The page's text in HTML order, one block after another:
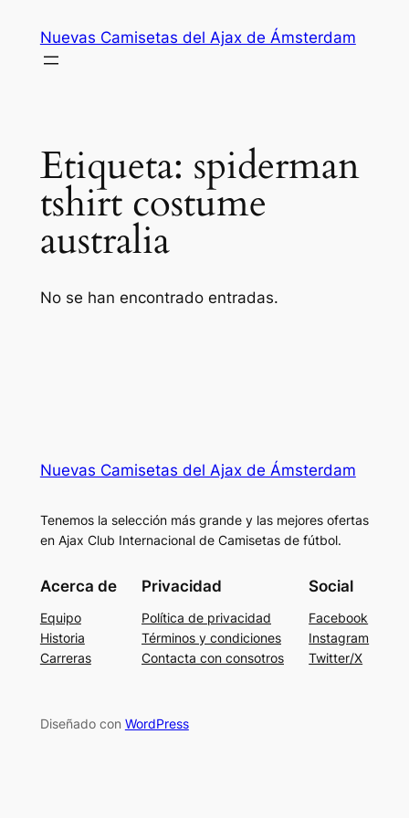
contenido
Nuevas Camisetas del Ajax de Ámsterdam
Etiqueta: spiderman
tshirt costume
australia
No se han encontrado entradas.
Nuevas Camisetas del Ajax de Ámsterdam
Tenemos la selección más grande y las mejores ofertas
en Ajax Club Internacional de Camisetas de fútbol.
Acerca de
Equipo
Historia
Carreras
Privacidad
Política de privacidad
Términos y condiciones
Contacta con consotros
Social
Facebook
Instagram
Twitter/X
Diseñado con WordPress